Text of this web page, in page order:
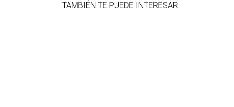
TAMBIÉN TE PUEDE INTERESAR